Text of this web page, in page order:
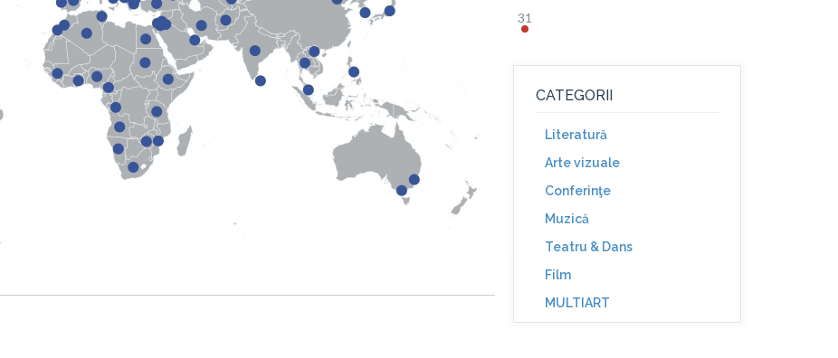
31
CATEGORII
Literatură
Arte vizuale
Conferinţe
Muzică
Teatru & Dans
Film
MULTIART